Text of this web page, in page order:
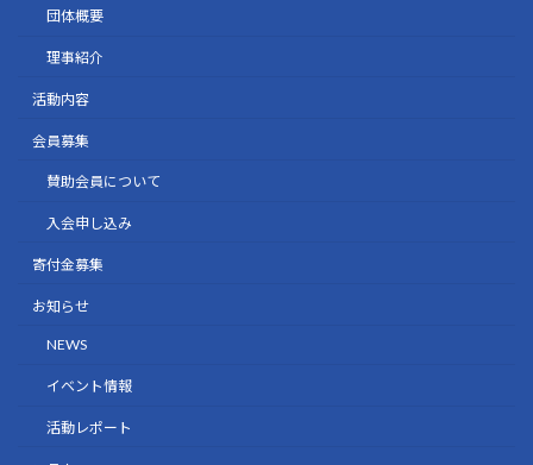
団体概要
理事紹介
活動内容
会員募集
賛助会員について
入会申し込み
寄付金募集
お知らせ
NEWS
イベント情報
活動レポート